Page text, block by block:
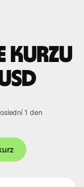
kurzu
1 den